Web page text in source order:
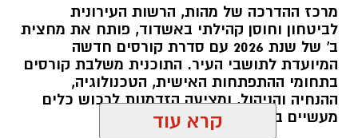
מרכז ההדרכה של מהות, הרשות העירונית
לביטחון וחוסן קהילתי באשדוד, פותח את מחצית
ב' של שנת 2026 עם סדרת קורסים חדשה
המיועדת לתושבי העיר. התוכנית משלבת קורסים
בתחומי ההתפתחות האישית, הטכנולוגיה,
ההנחיה והניהול, ומציעה הזדמנות לרכוש כלים
מעשיים במגוון תחומים מבוקשים.
קרא עוד